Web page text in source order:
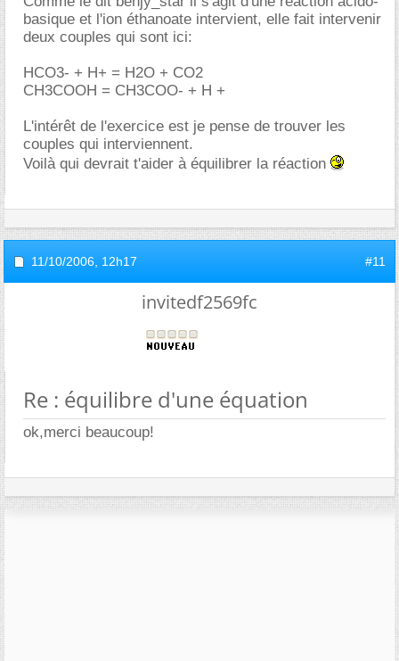
basique et l'ion éthanoate intervient, elle fait intervenir
deux couples qui sont ici:
HCO3- + H+ = H2O + CO2
CH3COOH = CH3COO- + H +
L'intérêt de l'exercice est je pense de trouver les
couples qui interviennent.
Voilà qui devrait t'aider à équilibrer la réaction
11/10/2006, 12h17 #11
invitedf2569fc
Re : équilibre d'une équation
ok,merci beaucoup!